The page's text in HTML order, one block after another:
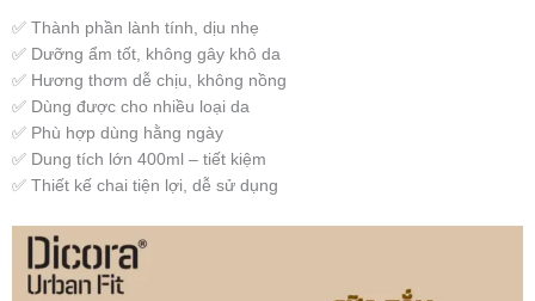
✅ Thành phần lành tính, dịu nhẹ
✅ Dưỡng ẩm tốt, không gây khô da
✅ Hương thơm dễ chịu, không nồng
✅ Dùng được cho nhiều loại da
✅ Phù hợp dùng hằng ngày
✅ Dung tích lớn 400ml – tiết kiệm
✅ Thiết kế chai tiện lợi, dễ sử dụng